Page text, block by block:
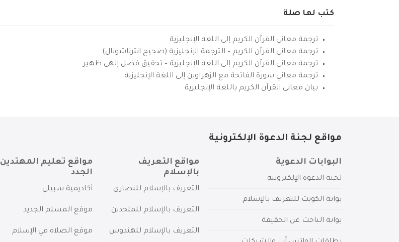
كتب لها صلة
ترجمة معاني القرآن الكريم إلى اللغة الإنجليزية
ترجمة معاني القرآن الكريم – الترجمة الإنجليزية (صحيح انترناشونال)
ترجمة معاني القرآن الكريم إلى اللغة الإنجليزية – تحقيق فضل إلهي ظهير
ترجمة معاني سورة الفاتحة مع الزهراوين إلى اللغة الإنجليزية
بيان معاني القرآن الكريم باللغة الإنجليزية
مواقع لجنة الدعوة الإلكترونية
البوابات الدعوية
لجنة الدعوة الإلكترونية
بوابة الكويت للتعريف بالإسلام
بوابة الباحث عن الحقيقة
مواقع التعريف
بالإسلام
التعريف بالإسلام للنصارى
التعريف بالإسلام للملحدين
التعريف بالإسلام للهندوس
مواقع تعليم المهتدين
الجدد
أكاديمية سبيلي
موقع المسلم الجديد
موقع الصلاة في الإسلام